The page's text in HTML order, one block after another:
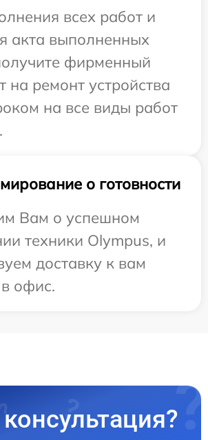
всех работ и
акта выполненных
фирменный
на ремонт устройства
на все виды работ
о готовности
Вам о успешном
техники Olympus, и
доставку к вам
офис.